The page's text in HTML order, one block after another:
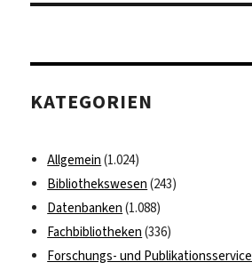
KATEGORIEN
Allgemein (1.024)
Bibliothekswesen (243)
Datenbanken (1.088)
Fachbibliotheken (336)
Forschungs- und Publikationsservice